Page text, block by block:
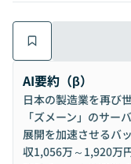
AI要約（β）
日本の製造業を再び
「ズメーン」のサー
展開を加速させるバ
収1,056万～1,920万